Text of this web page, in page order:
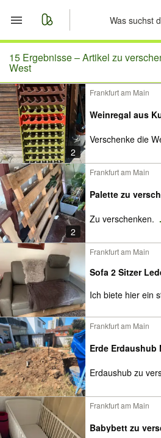
Start
Merkliste
Nachrichten
Anzeige aufgeben
15 Ergebnisse –Artikel zu
West
2
Frankfurt am Main
Verschenke die
2
Frankfurt am Main
Palette zu
Zu verschenken.
Frankfurt am Main
Sofa 2 Sitzer
Ich biete hier ein
Frankfurt am Main
Erde Erdaushub
Erdaushub zu
Frankfurt am Main
Babybett zu